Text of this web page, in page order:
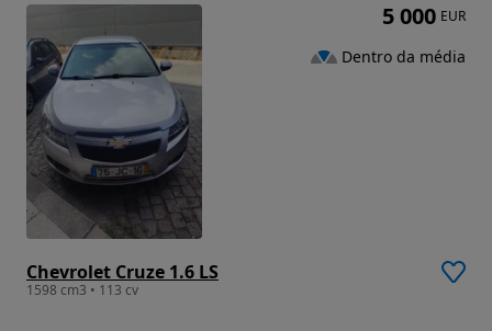
Chevrolet Cruze 1.6 LS
1598 cm3 • 113 cv
5 000 EUR
Dentro da média